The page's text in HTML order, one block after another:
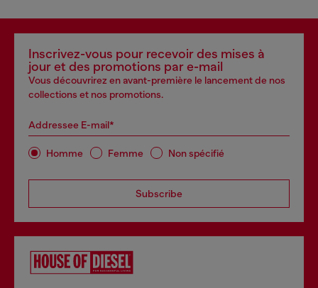
Inscrivez-vous pour recevoir des mises à
jour et des promotions par e-mail
Vous découvrirez en avant-première le lancement de nos
collections et nos promotions.
Addressee E-mail*
Homme Femme Non spécifié
Subscribe